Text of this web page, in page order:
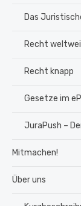
Das
Recht
Recht knapp
Gesetze im
JuraPush –
Mitmachen!
Über uns